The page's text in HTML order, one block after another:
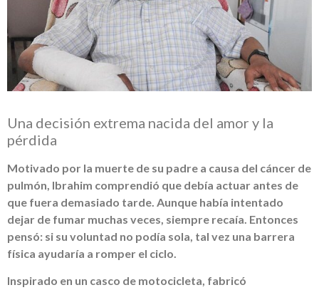
Una decisión extrema nacida del amor y la
pérdida
Motivado por la muerte de su padre a causa del cáncer de
pulmón, Ibrahim comprendió que debía actuar antes de
que fuera demasiado tarde. Aunque había intentado
dejar de fumar muchas veces, siempre recaía. Entonces
pensó: si su voluntad no podía sola, tal vez una barrera
física ayudaría a romper el ciclo.
Inspirado en un casco de motocicleta, fabricó